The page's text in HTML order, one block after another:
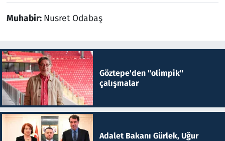
Muhabir: Nusret Odabaş
Göztepe'den "olimpik"
çalışmalar
Adalet Bakanı Gürlek, Uğur